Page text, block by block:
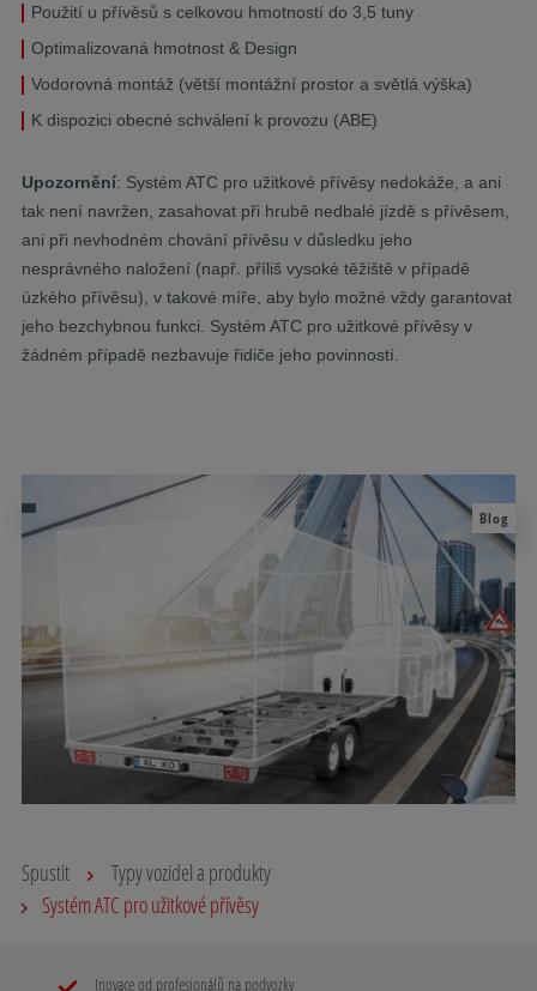
Použití u přívěsů s celkovou hmotností do 3,5 tuny
Optimalizovaná hmotnost & Design
Vodorovná montáž (větší montážní prostor a světlá výška)
K dispozici obecné schválení k provozu (ABE)
Upozornění: Systém ATC pro užitkové přívěsy nedokáže, a ani
tak není navržen, zasahovat při hrubě nedbalé jízdě s přívěsem,
ani při nevhodném chování přívěsu v důsledku jeho
nesprávného naložení (např. příliš vysoké těžiště v případě
úzkého přívěsu), v takové míře, aby bylo možné vždy garantovat
jeho bezchybnou funkci. Systém ATC pro užitkové přívěsy v
žádném případě nezbavuje řidiče jeho povinností.
Blog
Spustit
Typy vozidel a produkty
Systém ATC pro užitkové přívěsy
Inovace od profesionálů na podvozky